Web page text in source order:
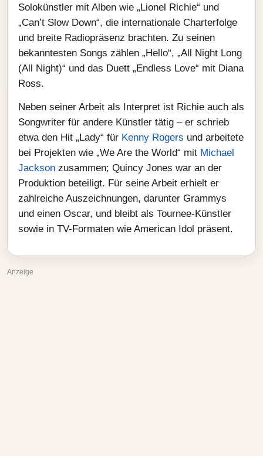
Solokünstler mit Alben wie „Lionel Richie“ und
„Can’t Slow Down“, die internationale Charterfolge
und breite Radiopräsenz brachten. Zu seinen
bekanntesten Songs zählen „Hello“, „All Night Long
(All Night)“ und das Duett „Endless Love“ mit Diana
Ross.
Neben seiner Arbeit als Interpret ist Richie auch als
Songwriter für andere Künstler tätig – er schrieb
etwa den Hit „Lady“ für Kenny Rogers und arbeitete
bei Projekten wie „We Are the World“ mit Michael
Jackson zusammen; Quincy Jones war an der
Produktion beteiligt. Für seine Arbeit erhielt er
zahlreiche Auszeichnungen, darunter Grammys
und einen Oscar, und bleibt als Tournee-Künstler
sowie in TV-Formaten wie American Idol präsent.
Anzeige